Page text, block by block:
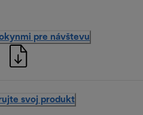
pre návštevu
svoj produkt